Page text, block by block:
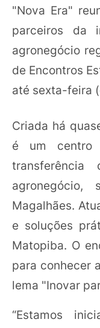
"Nova Era"
parceiros da
agronegócio
de Encontros
até sexta-feira
Criada há
é um centro
agronegócio,
Magalhães.
e soluções
Matopiba. O
para conhecer
lema "Inovar
“Estamos